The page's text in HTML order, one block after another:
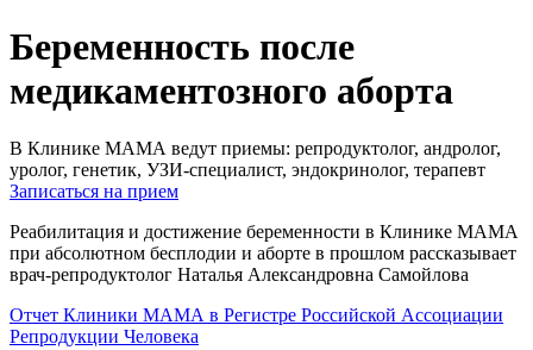
Беременность после
медикаментозного аборта
В Клинике МАМА ведут приемы: репродуктолог, андролог,
уролог, генетик, УЗИ-специалист, эндокринолог, терапевт
Записаться на прием
Реабилитация и достижение беременности в Клинике МАМА
при абсолютном бесплодии и аборте в прошлом рассказывает
врач-репродуктолог Наталья Александровна Самойлова
Отчет Клиники МАМА в Регистре Российской Ассоциации
Репродукции Человека